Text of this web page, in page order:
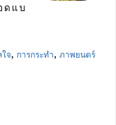
ดแบ
จ, การกระทำ, ภาพยนตร์